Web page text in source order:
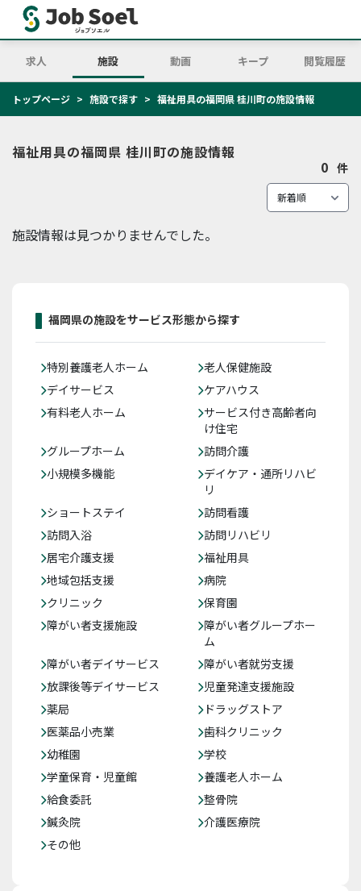
求人 施設 動画 キープ 閲覧履歴
トップページ 施設で探す 福祉用具の福岡県 桂川町の施設情報
福祉用具の福岡県 桂川町の施設情報
0 件
施設情報は見つかりませんでした。
福岡県の施設をサービス形態から探す
特別養護老人ホーム
老人保健施設
デイサービス
ケアハウス
有料老人ホーム
サービス付き高齢者向
け住宅
グループホーム
訪問介護
小規模多機能
デイケア・通所リハビ
リ
ショートステイ
訪問看護
訪問入浴
訪問リハビリ
居宅介護支援
福祉用具
地域包括支援
病院
クリニック
保育園
障がい者支援施設
障がい者グループホー
ム
障がい者デイサービス
障がい者就労支援
放課後等デイサービス
児童発達支援施設
薬局
ドラッグストア
医薬品小売業
歯科クリニック
幼稚園
学校
学童保育・児童館
養護老人ホーム
給食委託
整骨院
鍼灸院
介護医療院
その他